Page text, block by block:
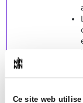
Ce site web